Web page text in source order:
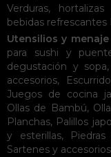
Verduras,
bebidas refrescantes
Utensilios y
para sushi y
degustación y sopa,
accesorios,
Juegos de cocina
Ollas de Bambú,
Planchas, Palillos
y esterillas,
Sartenes y accesorios